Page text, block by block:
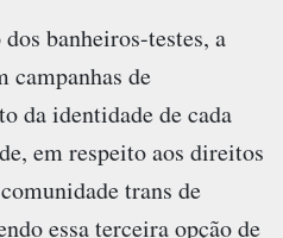
banheiros-testes, a
campanhas de
da identidade de cada
em respeito aos direitos
trans de
essa terceira opção de